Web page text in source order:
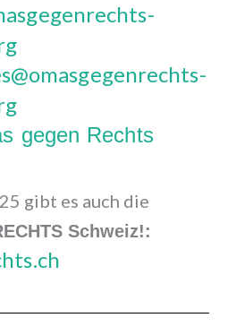
gegen Rechts
gibt es auch die
Schweiz!: